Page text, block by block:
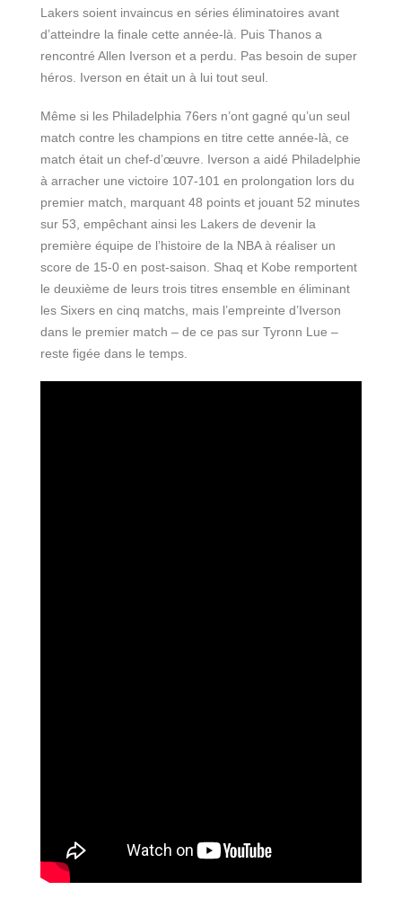
Lakers soient invaincus en séries éliminatoires avant
d’atteindre la finale cette année-là. Puis Thanos a
rencontré Allen Iverson et a perdu. Pas besoin de super
héros. Iverson en était un à lui tout seul.
Même si les Philadelphia 76ers n’ont gagné qu’un seul
match contre les champions en titre cette année-là, ce
match était un chef-d’œuvre. Iverson a aidé Philadelphie
à arracher une victoire 107-101 en prolongation lors du
premier match, marquant 48 points et jouant 52 minutes
sur 53, empêchant ainsi les Lakers de devenir la
première équipe de l’histoire de la NBA à réaliser un
score de 15-0 en post-saison. Shaq et Kobe remportent
le deuxième de leurs trois titres ensemble en éliminant
les Sixers en cinq matchs, mais l’empreinte d’Iverson
dans le premier match – de ce pas sur Tyronn Lue –
reste figée dans le temps.